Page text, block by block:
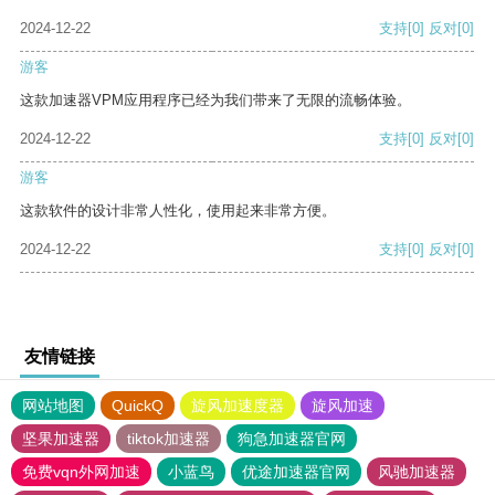
2024-12-22 支持[0] 反对[0]
游客
这款加速器VPM应用程序已经为我们带来了无限的流畅体验。
2024-12-22 支持[0] 反对[0]
游客
这款软件的设计非常人性化，使用起来非常方便。
2024-12-22 支持[0] 反对[0]
友情链接
网站地图 QuickQ 旋风加速度器
旋风加速
坚果加速器
tiktok加速器
狗急加速器官网
免费vqn外网加速
小蓝鸟 优途加速器官网
风驰加速器